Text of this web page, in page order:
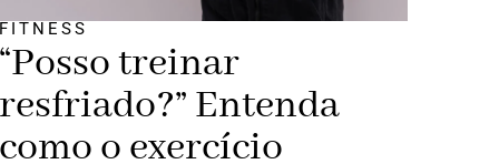
FITNESS
“Posso treinar
resfriado?” Entenda
como o exercício